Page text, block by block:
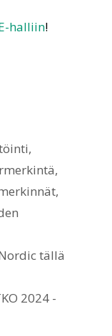
halliin!
,
,
,
tällä
2024 -